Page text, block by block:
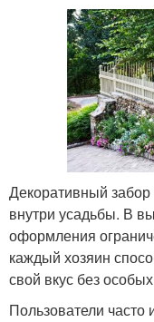
Декоративный забор
внутри усадьбы. В
оформления
каждый хозяин
свой вкус без
Пользователи часто